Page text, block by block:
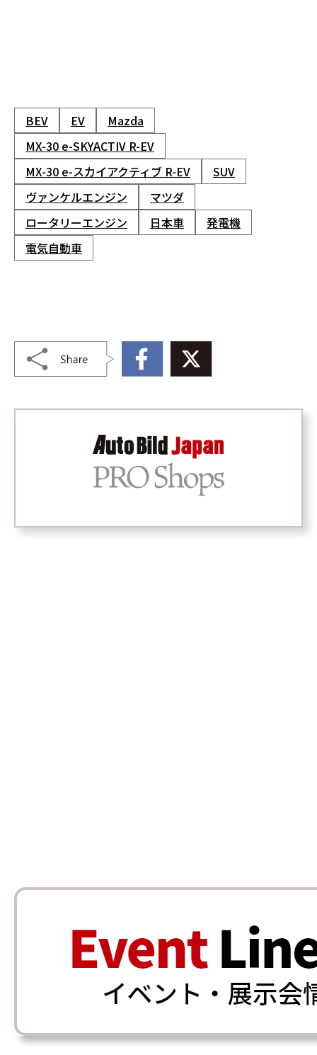
BEV EV
Mazda
MX-30 e-SKYACTIV R-EV
MX-30 e-スカイアクティブ R-EV
SUV
ヴァンケルエンジン
マツダ
ロータリーエンジン
日本車
発電機
電気自動車